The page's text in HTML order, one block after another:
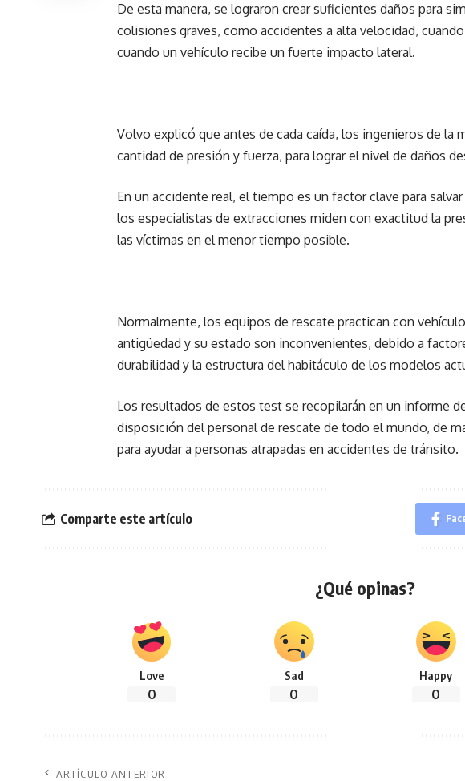
De esta manera, se lograron crear suficientes daños para
colisiones graves, como accidentes a alta velocidad,
cuando un vehículo recibe un fuerte impacto lateral.
Volvo explicó que antes de cada caída, los ingenieros de la
cantidad de presión y fuerza, para lograr el nivel de daños
En un accidente real, el tiempo es un factor clave para
los especialistas de extracciones miden con exactitud la
las víctimas en el menor tiempo posible.
Normalmente, los equipos de rescate practican con
antigüedad y su estado son inconvenientes, debido a
durabilidad y la estructura del habitáculo de los modelos
Los resultados de estos test se recopilarán en un informe
disposición del personal de rescate de todo el mundo, de
para ayudar a personas atrapadas en accidentes de tránsito.
Comparte este artículo
¿Qué opinas?
Love
0
Sad
0
Happy
0
ARTÍCULO ANTERIOR